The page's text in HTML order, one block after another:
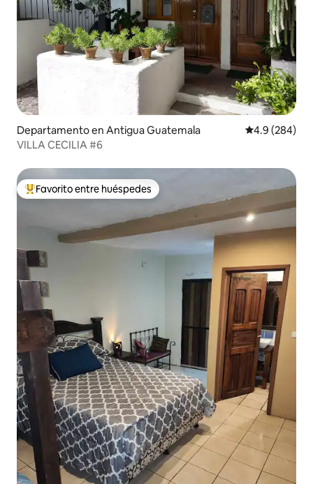
Departamento en Antigua Guatemala Calificación
4.9 (284)
VILLA CECILIA #6
De los mejores en Favorito entre huéspedes
Favorito entre huéspedes